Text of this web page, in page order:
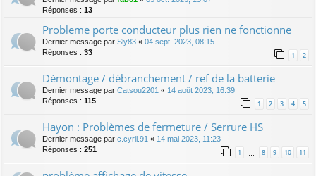
Réponses : 13
Probleme porte conducteur plus rien ne fonctionne
Dernier message par Sly83 « 04 sept. 2023, 08:15
Réponses : 33 1 2
Démontage / débranchement / ref de la batterie
Dernier message par Catsou2201 « 14 août 2023, 16:39
Réponses : 115 1 2 3 4 5
Hayon : Problèmes de fermeture / Serrure HS
Dernier message par c.cyril.91 « 14 mai 2023, 11:23
Réponses : 251 1 8 9 10 11